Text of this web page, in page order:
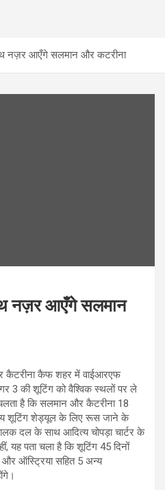
नज़र आएँगे सलमान और कटरीना
नज़र आएँगे सलमान
कैटरीना कैफ शहर में वाईआरएफ
3 की शूटिंग को वैश्विक स्थलों पर ले
है कि सलमान और कैटरीना 18
शूटिंग शेड्यूल के लिए रूस जाने के
दल के साथ आदित्य चोपड़ा चार्टर के
यह पता चला है कि शूटिंग 45 दिनों
ऑस्ट्रिया सहित 5 अन्य